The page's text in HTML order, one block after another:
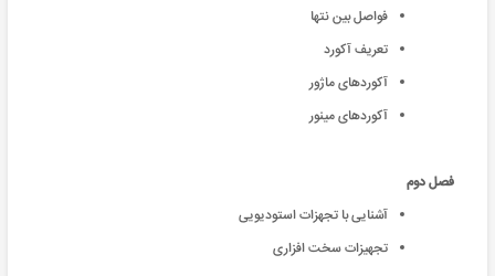
فواصل بین نتها
تعریف آکورد
آکوردهای ماژور
آکوردهای مینور
فصل دوم
آشنایی با تجهزات استودیویی
تجهیزات سخت افزاری